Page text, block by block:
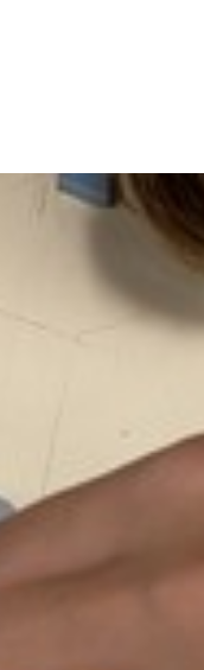
Escola
Castêlo da Maia
de Sistema de
Videovigilância
3 de Agosto, 2026
DU TEMPS”